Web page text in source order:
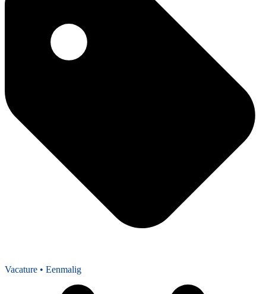
Vacature • Eenmalig